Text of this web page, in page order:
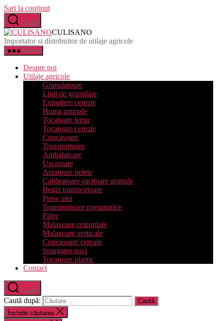
Sari la conținut
Caută
CULISANO
Importator si distribuitor de utilaje agricole
Meniu
Despre noi
Utilaje agricole
Granulatoare
Linii de granulare
Extrudere cereale
Hrana animale
Tocatoare lemn
Tocatoare cereale
Concasoare
Transportoare
Ambalatoare
Uscatoare
Arzatoare pelete
Calibratoare-racitoare granule
Benzi transportoare
Prese ulei
Transportoare pneumatice
Filtre
Malaxoare orizontale
Malaxoare verticale
Concasoare cereale
Spargator nuci
Tocatoare plastic
Contact
Caută
Caută după:
Închide căutarea